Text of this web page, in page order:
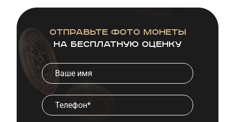
Отправьте фото монеты
на бесплатную оценку